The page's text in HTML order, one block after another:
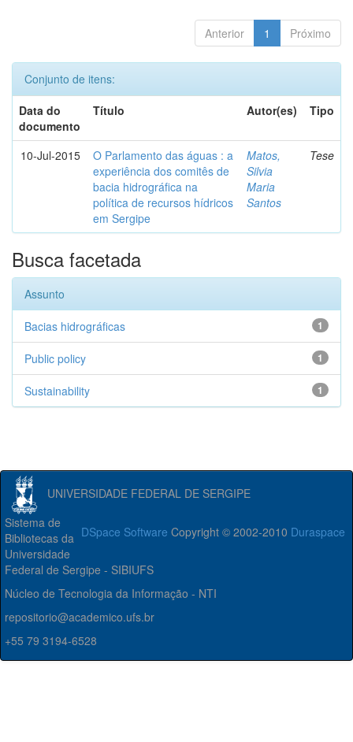
Anterior 1 Próximo
Conjunto de itens:
Data do
documento
Título Autor(es) Tipo
10-Jul-2015
O Parlamento das águas : a
experiência dos comitês de
bacia hidrográfica na
política de recursos hídricos
em Sergipe
Matos,
Silvia
Maria
Santos
Tese
Busca facetada
Assunto
1
Bacias hidrográficas
1
Public policy
1
Sustainability
UNIVERSIDADE FEDERAL DE SERGIPE
DSpace Software Copyright © 2002-2010 Duraspace
Sistema de
Bibliotecas da
Universidade
Federal de Sergipe - SIBIUFS
Núcleo de Tecnologia da Informação - NTI
repositorio@academico.ufs.br
+55 79 3194-6528